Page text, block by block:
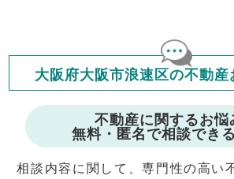
ますが、お借り入れの際に各金融機関にご
会員マイページで
修繕費・管理費の計算も
大阪府大阪市浪速区の不動産
不動産に関するお悩
無料・匿名で相談でき
相談内容に関して、専門性の高い